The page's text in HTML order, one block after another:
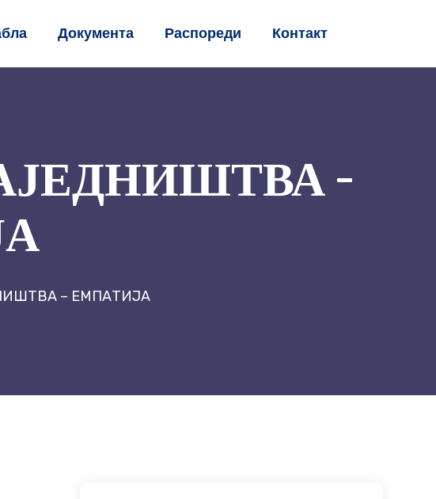
Документа Распореди Контакт
–
– ЕМПАТИЈА